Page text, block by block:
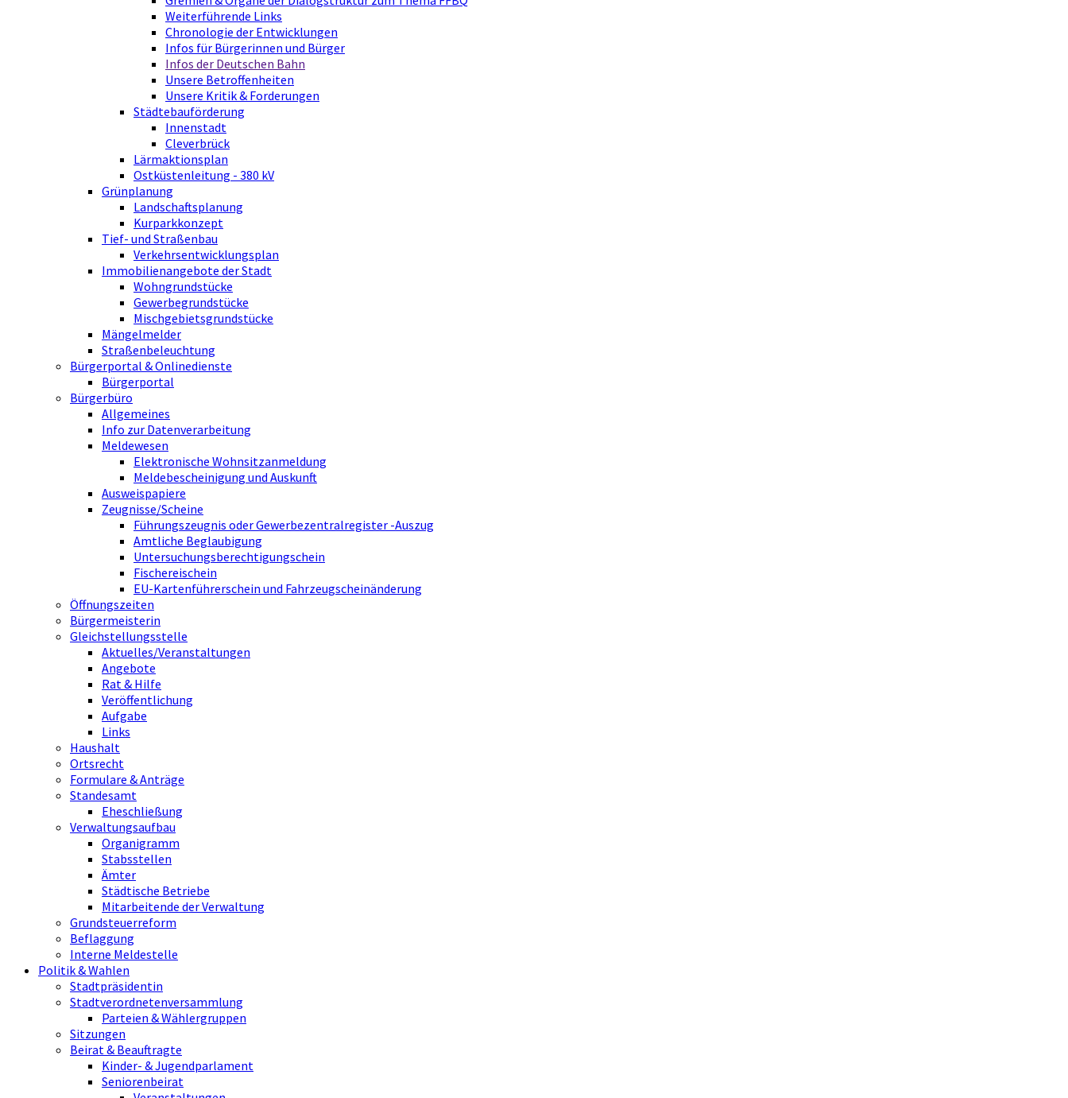
Weiterführende Links
Chronologie der Entwicklungen
Infos für Bürgerinnen und Bürger
Infos der Deutschen Bahn
Unsere Betroffenheiten
Unsere Kritik & Forderungen
Städtebauförderung
Innenstadt
Cleverbrück
Lärmaktionsplan
Ostküstenleitung - 380 kV
Grünplanung
Landschaftsplanung
Kurparkkonzept
Tief- und Straßenbau
Verkehrsentwicklungsplan
Immobilienangebote der Stadt
Wohngrundstücke
Gewerbegrundstücke
Mischgebietsgrundstücke
Mängelmelder
Straßenbeleuchtung
Bürgerportal & Onlinedienste
Bürgerportal
Bürgerbüro
Allgemeines
Info zur Datenverarbeitung
Meldewesen
Elektronische Wohnsitzanmeldung
Meldebescheinigung und Auskunft
Ausweispapiere
Zeugnisse/Scheine
Führungszeugnis oder Gewerbezentralregister -Auszug
Amtliche Beglaubigung
Untersuchungsberechtigungschein
Fischereischein
EU-Kartenführerschein und Fahrzeugscheinänderung
Öffnungszeiten
Bürgermeisterin
Gleichstellungsstelle
Aktuelles/Veranstaltungen
Angebote
Rat & Hilfe
Veröffentlichung
Aufgabe
Links
Haushalt
Ortsrecht
Formulare & Anträge
Standesamt
Eheschließung
Verwaltungsaufbau
Organigramm
Stabsstellen
Ämter
Städtische Betriebe
Mitarbeitende der Verwaltung
Grundsteuerreform
Beflaggung
Interne Meldestelle
Politik & Wahlen
Stadtpräsidentin
Stadtverordnetenversammlung
Parteien & Wählergruppen
Sitzungen
Beirat & Beauftragte
Kinder- & Jugendparlament
Seniorenbeirat